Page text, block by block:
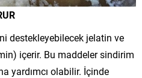
destekleyebilecek jelatin ve
içerir. Bu maddeler sindirim
yardımcı olabilir. İçinde